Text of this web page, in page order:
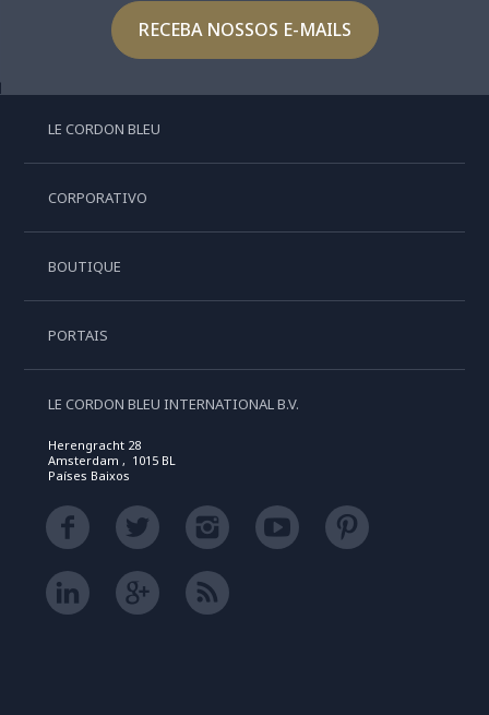
RECEBA NOSSOS E-MAILS
LE CORDON BLEU
CORPORATIVO
BOUTIQUE
PORTAIS
LE CORDON BLEU INTERNATIONAL B.V.
Herengracht 28
Amsterdam , 1015 BL
Países Baixos